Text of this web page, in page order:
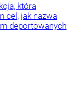
która
cel, jak nazwa
deportowanych